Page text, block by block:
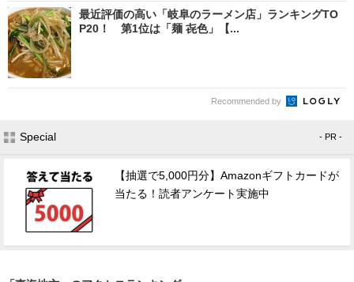
最近評価の高い「岐阜のラーメン店」ランキングTO
P20！ 第1位は「麺 㐂色」【...
Recommended by
Special - PR -
【抽選で5,000円分】Amazonギフトカードが
当たる！読者アンケート実施中